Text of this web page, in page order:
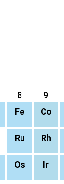
8 9
Fe Co
Ru Rh
Os Ir